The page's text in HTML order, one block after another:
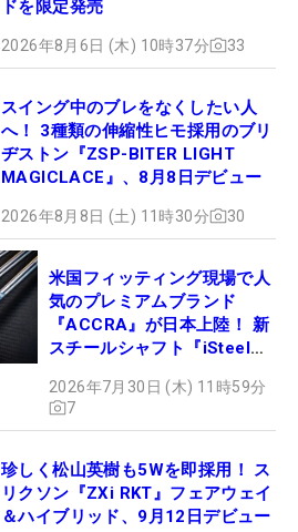
ドを限定発売
2026年8月6日 (木) 10時37分 33
スイング中のブレをなくしたい人
へ！ 3種類の伸縮性ヒモ採用のブリ
ヂストン『ZSP-BITER LIGHT
MAGICLACE』、8月8日デビュー
2026年8月8日 (土) 11時30分 30
米国フィッティング現場で人
気のプレミアムブランド
『ACCRA』が日本上陸！ 新
スチールシャフト『iSteel
2026年7月30日 (木) 11時59分
7
珍しく松山英樹も5Wを即採用！ ス
リクソン『ZXi RKT』フェアウェイ
＆ハイブリッド、9月12日デビュー